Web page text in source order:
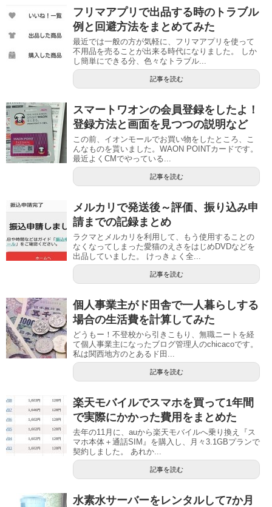
フリマアプリで出品する時のトラブル
例と回避方法をまとめてみた
最近では一般の方が気軽に、フリマアプリを使って
不用品を売ることが出来る時代になりました。 しか
し簡単にできる分、色々なトラブル...
記事を読む
スマートワオンの会員登録をしたよ！
登録方法と画面を見つつの説明など
この前、イオンモールでお買い物をしたところ、こ
んなものを貰いました。WAON POINTカードです。
最近よくCMでやっている...
記事を読む
メルカリで発送後～評価、振り込み申
請までの記録まとめ
ラクマとメルカリを利用して、もう使用することの
なくなってしまった愛猫のえさをはじめDVDなどを
出品していました。 けっきょく全...
記事を読む
個人事業主がド田舎で一人暮らしする
場合の生活費を計算してみた
どうもー！不登校から引きこもり、無職ニートを経
て個人事業主になったブログ管理人のchicacoです。
私は関西地方のとあるド田...
記事を読む
楽天モバイルでスマホを買って1年間
で実際にかかった費用をまとめた
去年の11月に、auから楽天モバイルへ乗り換え『ス
マホ本体＋通話SIM』を購入し、月々3.1GBプランで
契約しました。 あれか...
記事を読む
水素水サーバーをレンタルして7か月